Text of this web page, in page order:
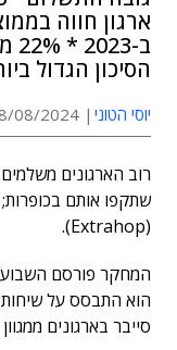
ארגון חווה
הסיכון הגדול
יוסי הטוני 08/2024 09:30
רוב הארגונים
שתקפו אותם
(Extrahop).
סייבר בארגונים